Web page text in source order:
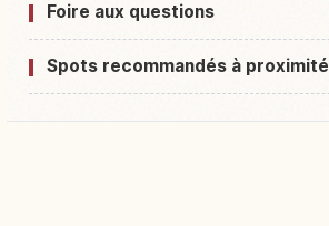
Foire aux questions
Spots recommandés à proximité